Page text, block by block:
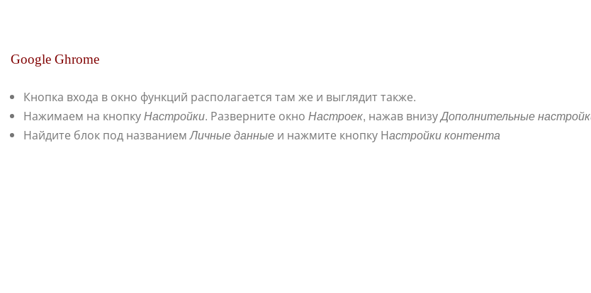
Google Ghrome
Кнопка входа в окно функций располагается там же и выглядит также.
Нажимаем на кнопкуНастройки. Разверните окно Настроек, нажав внизуДополнительные
Найдите блок под названиемЛичные данные и нажмите кнопку Настройки контента